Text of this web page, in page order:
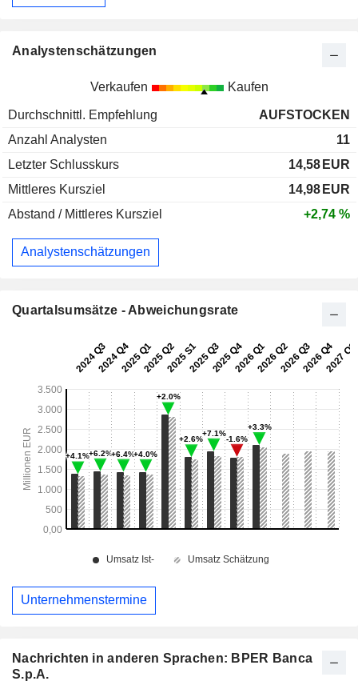
Nachrichten in anderen Sprachen: BPER Banca
S.p.A.
Analystenschätzungen
Verkaufen Kaufen
Durchschnittl. Empfehlung
AUFSTOCKEN
Anzahl Analysten
11
Letzter Schlusskurs
14,58 EUR
Mittleres Kursziel
14,98 EUR
Abstand / Mittleres Kursziel
+2,74 %
Analystenschätzungen
Quartalsumsätze - Abweichungsrate
Unternehmenstermine